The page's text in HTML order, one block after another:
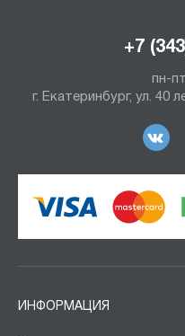
+7
пн-
г. Екатеринбург, ул.
ИНФОРМАЦИЯ